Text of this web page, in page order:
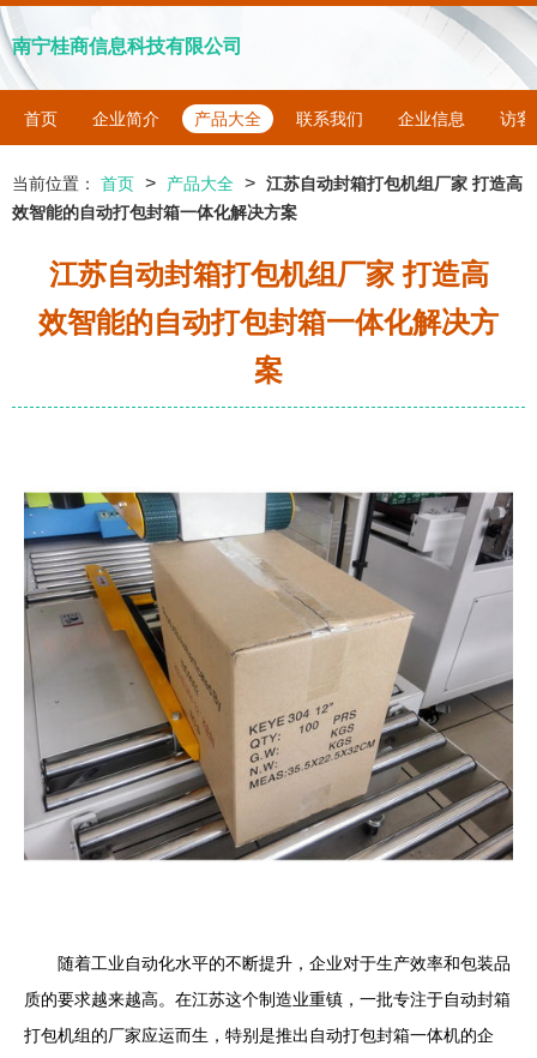
南宁桂商信息科技有限公司
首页 企业简介 产品大全 联系我们 企业信息 访客
当前位置： 首页 > 产品大全 > 江苏自动封箱打包机组厂家 打造高
效智能的自动打包封箱一体化解决方案
江苏自动封箱打包机组厂家 打造高
效智能的自动打包封箱一体化解决方
案
随着工业自动化水平的不断提升，企业对于生产效率和包装品
质的要求越来越高。在江苏这个制造业重镇，一批专注于自动封箱
打包机组的厂家应运而生，特别是推出自动打包封箱一体机的企